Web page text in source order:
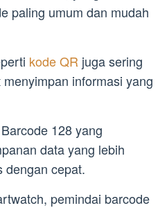
paling umum dan mudah
kode QR juga sering
informasi yang
128 yang
data yang lebih
dengan cepat.
pemindai barcode